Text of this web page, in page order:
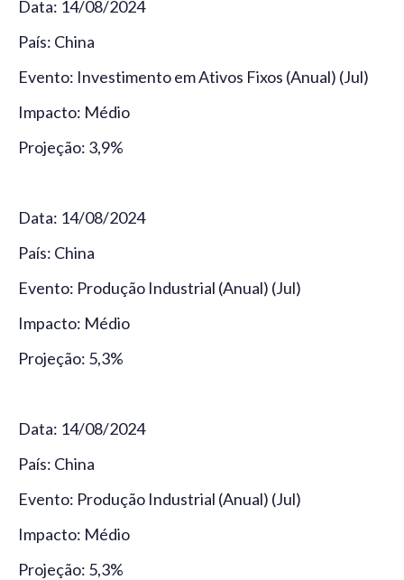
Data: 14/08/2024
País: China
Evento: Investimento em Ativos Fixos (Anual) (Jul)
Impacto: Médio
Projeção: 3,9%
Data: 14/08/2024
País: China
Evento: Produção Industrial (Anual) (Jul)
Impacto: Médio
Projeção: 5,3%
Data: 14/08/2024
País: China
Evento: Produção Industrial (Anual) (Jul)
Impacto: Médio
Projeção: 5,3%